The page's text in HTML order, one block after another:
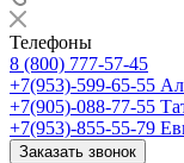
Телефоны
8 (800) 777-57-45
+7(953)-599-65-55
+7(905)-088-77-55
+7(953)-855-55-79
Заказать звонок